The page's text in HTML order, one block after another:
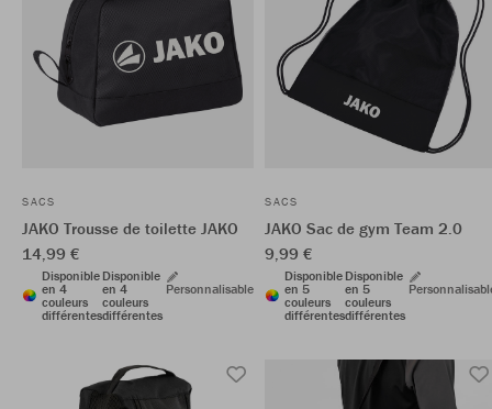
SACS
JAKO Trousse de toilette JAKO
14,99 €
Disponible
en 4
couleurs
différentes
Disponible
en 4
couleurs
différentes
Personnalisable
SACS
JAKO Sac de gym Team 2.0
9,99 €
Disponible
en 5
couleurs
différentes
Disponible
en 5
couleurs
différentes